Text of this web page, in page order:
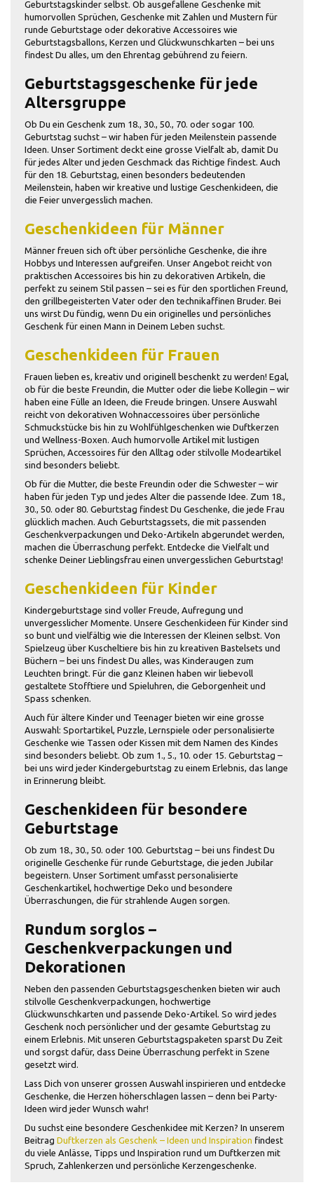
Geburtstagskinder selbst. Ob ausgefallene Geschenke mit
humorvollen Sprüchen, Geschenke mit Zahlen und Mustern für
runde Geburtstage oder dekorative Accessoires wie
Geburtstagsballons, Kerzen und Glückwunschkarten – bei uns
findest Du alles, um den Ehrentag gebührend zu feiern.
Geburtstagsgeschenke für jede
Altersgruppe
Ob Du ein Geschenk zum 18., 30., 50., 70. oder sogar 100.
Geburtstag suchst – wir haben für jeden Meilenstein passende
Ideen. Unser Sortiment deckt eine grosse Vielfalt ab, damit Du
für jedes Alter und jeden Geschmack das Richtige findest. Auch
für den 18. Geburtstag, einen besonders bedeutenden
Meilenstein, haben wir kreative und lustige Geschenkideen, die
die Feier unvergesslich machen.
Geschenkideen für Männer
Männer freuen sich oft über persönliche Geschenke, die ihre
Hobbys und Interessen aufgreifen. Unser Angebot reicht von
praktischen Accessoires bis hin zu dekorativen Artikeln, die
perfekt zu seinem Stil passen – sei es für den sportlichen Freund,
den grillbegeisterten Vater oder den technikaffinen Bruder. Bei
uns wirst Du fündig, wenn Du ein originelles und persönliches
Geschenk für einen Mann in Deinem Leben suchst.
Geschenkideen für Frauen
Frauen lieben es, kreativ und originell beschenkt zu werden! Egal,
ob für die beste Freundin, die Mutter oder die liebe Kollegin – wir
haben eine Fülle an Ideen, die Freude bringen. Unsere Auswahl
reicht von dekorativen Wohnaccessoires über persönliche
Schmuckstücke bis hin zu Wohlfühlgeschenken wie Duftkerzen
und Wellness-Boxen. Auch humorvolle Artikel mit lustigen
Sprüchen, Accessoires für den Alltag oder stilvolle Modeartikel
sind besonders beliebt.
Ob für die Mutter, die beste Freundin oder die Schwester – wir
haben für jeden Typ und jedes Alter die passende Idee. Zum 18.,
30., 50. oder 80. Geburtstag findest Du Geschenke, die jede Frau
glücklich machen. Auch Geburtstagssets, die mit passenden
Geschenkverpackungen und Deko-Artikeln abgerundet werden,
machen die Überraschung perfekt. Entdecke die Vielfalt und
schenke Deiner Lieblingsfrau einen unvergesslichen Geburtstag!
Geschenkideen für Kinder
Kindergeburtstage sind voller Freude, Aufregung und
unvergesslicher Momente. Unsere Geschenkideen für Kinder sind
so bunt und vielfältig wie die Interessen der Kleinen selbst. Von
Spielzeug über Kuscheltiere bis hin zu kreativen Bastelsets und
Büchern – bei uns findest Du alles, was Kinderaugen zum
Leuchten bringt. Für die ganz Kleinen haben wir liebevoll
gestaltete Stofftiere und Spieluhren, die Geborgenheit und
Spass schenken.
Auch für ältere Kinder und Teenager bieten wir eine grosse
Auswahl: Sportartikel, Puzzle, Lernspiele oder personalisierte
Geschenke wie Tassen oder Kissen mit dem Namen des Kindes
sind besonders beliebt. Ob zum 1., 5., 10. oder 15. Geburtstag –
bei uns wird jeder Kindergeburtstag zu einem Erlebnis, das lange
in Erinnerung bleibt.
Geschenkideen für besondere
Geburtstage
Ob zum 18., 30., 50. oder 100. Geburtstag – bei uns findest Du
originelle Geschenke für runde Geburtstage, die jeden Jubilar
begeistern. Unser Sortiment umfasst personalisierte
Geschenkartikel, hochwertige Deko und besondere
Überraschungen, die für strahlende Augen sorgen.
Rundum sorglos –
Geschenkverpackungen und
Dekorationen
Neben den passenden Geburtstagsgeschenken bieten wir auch
stilvolle Geschenkverpackungen, hochwertige
Glückwunschkarten und passende Deko-Artikel. So wird jedes
Geschenk noch persönlicher und der gesamte Geburtstag zu
einem Erlebnis. Mit unseren Geburtstagspaketen sparst Du Zeit
und sorgst dafür, dass Deine Überraschung perfekt in Szene
gesetzt wird.
Lass Dich von unserer grossen Auswahl inspirieren und entdecke
Geschenke, die Herzen höherschlagen lassen – denn bei Party-
Ideen wird jeder Wunsch wahr!
Du suchst eine besondere Geschenkidee mit Kerzen? In unserem
Beitrag Duftkerzen als Geschenk – Ideen und Inspiration findest
du viele Anlässe, Tipps und Inspiration rund um Duftkerzen mit
Spruch, Zahlenkerzen und persönliche Kerzengeschenke.